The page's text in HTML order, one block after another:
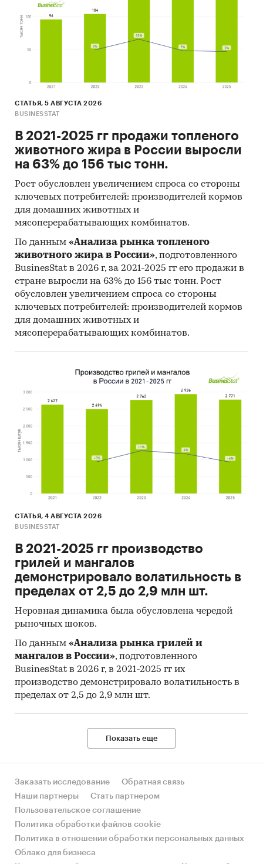
СТАТЬЯ, 5 АВГУСТА 2026
BUSINESSTAT
В 2021-2025 гг продажи топленого
животного жира в России выросли
на 63% до 156 тыс тонн.
Рост обусловлен увеличением спроса со стороны
ключевых потребителей: производителей кормов
для домашних животных и
мясоперерабатывающих комбинатов.
По данным «Анализа рынка топленого
животного жира в России», подготовленного
BusinesStat в 2026 г, за 2021-2025 гг его продажи в
стране выросли на 63% до 156 тыс тонн. Рост
обусловлен увеличением спроса со стороны
ключевых потребителей: производителей кормов
для домашних животных и
мясоперерабатывающих комбинатов.
СТАТЬЯ, 4 АВГУСТА 2026
BUSINESSTAT
В 2021-2025 гг производство
грилей и мангалов
демонстрировало волатильность в
пределах от 2,5 до 2,9 млн шт.
Неровная динамика была обусловлена чередой
рыночных шоков.
По данным «Анализа рынка грилей и
мангалов в России», подготовленного
BusinesStat в 2026 г, в 2021-2025 гг их
производство демонстрировало волатильность в
пределах от 2,5 до 2,9 млн шт.
Показать еще
Заказать исследование
Обратная связь
Наши партнеры
Стать партнером
Пользовательское соглашение
Политика обработки файлов cookie
Политика в отношении обработки персональных данных
Облако для бизнеса